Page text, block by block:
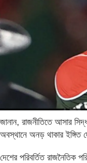
জানান, রাজনীতিতে আসার
অবস্থানে অনড় থাকার ইঙ্গিত
দেশের পরিবর্তিত রাজনৈতিক